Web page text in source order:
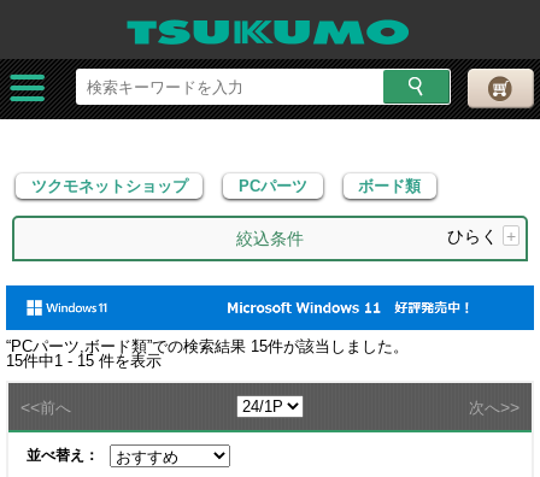
ツクモネットショップ PCパーツ
ツクモネットショップ PCパーツ ボード類
絞込条件 ひらく +
“PCパーツ,ボード類”での検索結果 15件が該当しました。
15件中1 - 15 件を表示
<<前へ 次へ>>
並べ替え：